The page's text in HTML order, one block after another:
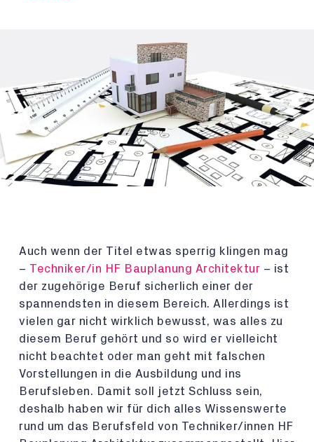
Auch wenn der Titel etwas sperrig klingen mag
– Techniker/in HF Bauplanung Architektur – ist
der zugehörige Beruf sicherlich einer der
spannendsten in diesem Bereich. Allerdings ist
vielen gar nicht wirklich bewusst, was alles zu
diesem Beruf gehört und so wird er vielleicht
nicht beachtet oder man geht mit falschen
Vorstellungen in die Ausbildung und ins
Berufsleben. Damit soll jetzt Schluss sein,
deshalb haben wir für dich alles Wissenswerte
rund um das Berufsfeld von Techniker/innen HF